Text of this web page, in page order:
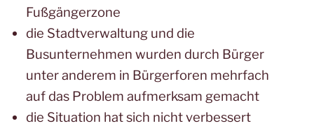
Fußgängerzone
die Stadtverwaltung und die
Busunternehmen wurden durch Bürger
unter anderem in Bürgerforen mehrfach
auf das Problem aufmerksam gemacht
die Situation hat sich nicht verbessert